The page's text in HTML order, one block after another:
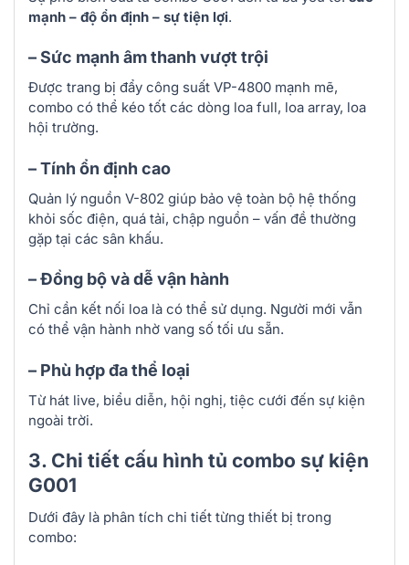
mạnh – độ ổn định – sự tiện lợi.
– Sức mạnh âm thanh vượt trội
Được trang bị đẩy công suất VP-4800 mạnh mẽ,
combo có thể kéo tốt các dòng loa full, loa array, loa
hội trường.
– Tính ổn định cao
Quản lý nguồn V-802 giúp bảo vệ toàn bộ hệ thống
khỏi sốc điện, quá tải, chập nguồn – vấn đề thường
gặp tại các sân khấu.
– Đồng bộ và dễ vận hành
Chỉ cần kết nối loa là có thể sử dụng. Người mới vẫn
có thể vận hành nhờ vang số tối ưu sẵn.
– Phù hợp đa thể loại
Từ hát live, biểu diễn, hội nghị, tiệc cưới đến sự kiện
ngoài trời.
3. Chi tiết cấu hình tủ combo sự kiện
G001
Dưới đây là phân tích chi tiết từng thiết bị trong
combo: